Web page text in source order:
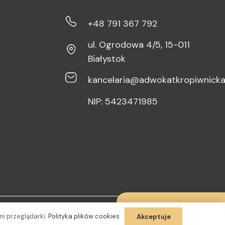
Skontaktuj się
+48 791 367 792
ul. Ogrodowa 4/5, 15-011
Białystok
NIP: 5423471985
przeglądarki.Polityka plików cookies Akceptuje